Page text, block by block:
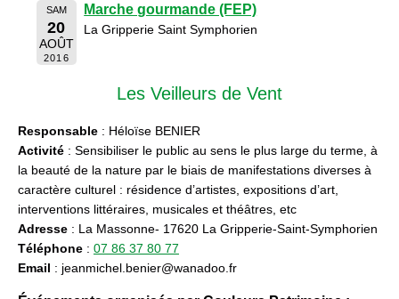
SAM
20
AOÛT
2016
Marche gourmande (FEP)
La Gripperie Saint Symphorien
Les Veilleurs de Vent
Responsable : Héloïse BENIER
Activité : Sensibiliser le public au sens le plus large du terme, à
la beauté de la nature par le biais de manifestations diverses à
caractère culturel : résidence d’artistes, expositions d’art,
interventions littéraires, musicales et théâtres, etc
Adresse : La Massonne- 17620 La Gripperie-Saint-Symphorien
Téléphone : 07 86 37 80 77
Email : jeanmichel.benier@wanadoo.fr